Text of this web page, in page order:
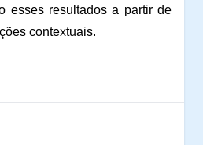
esses resultados a partir de
contextuais.